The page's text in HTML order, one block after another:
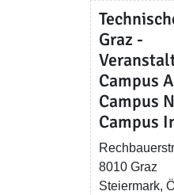
Graz -
Campus
Campus
Campus
8010 Graz
Steiermark,